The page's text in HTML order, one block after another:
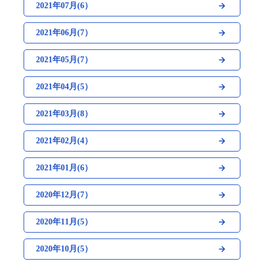
2021年07月(6）
2021年06月(7）
2021年05月(7）
2021年04月(5）
2021年03月(8）
2021年02月(4）
2021年01月(6）
2020年12月(7）
2020年11月(5）
2020年10月(5）